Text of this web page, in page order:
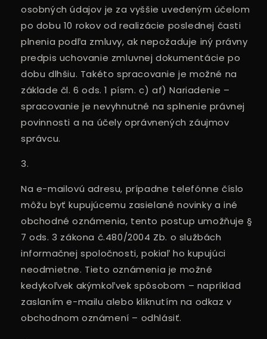
osobných údajov je za vyššie uvedeným účelom
po dobu 10 rokov od realizácie poslednej časti
plnenia podľa zmluvy, ak nepožaduje iný právny
predpis uchovanie zmluvnej dokumentácie po
dobu dlhšiu. Takéto spracovanie je možné na
základe čl. 6 ods. 1 písm. c) af) Nariadenie –
spracovanie je nevyhnutné na splnenie právnej
povinnosti a na účely oprávnených záujmov
správcu.
Na e-mailovú adresu, prípadne telefónne číslo
môžu byť kupujúcemu zasielané novinky a iné
obchodné oznámenia, tento postup umožňuje §
7 ods. 3 zákona č.480/2004 Zb. o službách
informačnej spoločnosti, pokiaľ ho kupujúci
neodmietne. Tieto oznámenia je možné
kedykoľvek akýmkoľvek spôsobom – napríklad
zaslaním e-mailu alebo kliknutím na odkaz v
obchodnom oznámení – odhlásiť.